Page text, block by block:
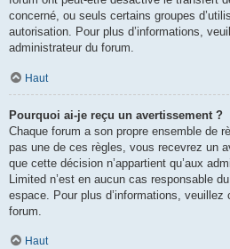
concerné, ou seuls certains groupes
autorisation. Pour plus d’informations,
administrateur du forum.
Haut
Pourquoi ai-je reçu un avertissement ?
Chaque forum a son propre ensemble de
pas une de ces règles, vous recevrez un
que cette décision n’appartient qu’aux
Limited n’est en aucun cas responsable
espace. Pour plus d’informations,
forum.
Haut